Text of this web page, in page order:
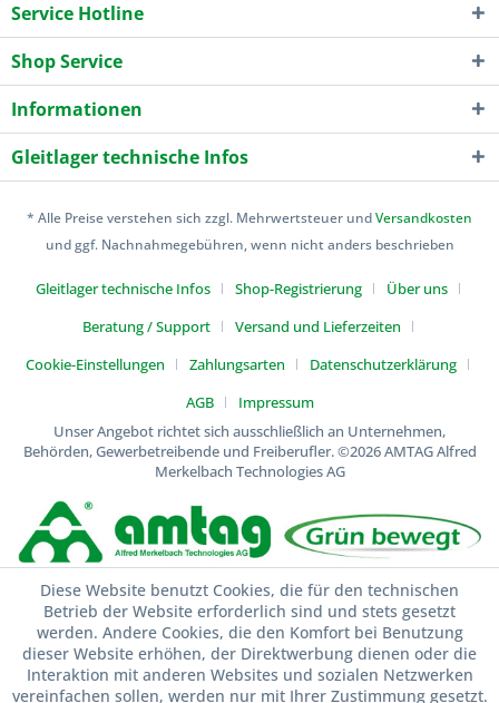
Service Hotline
Shop Service
Informationen
Gleitlager technische Infos
* Alle Preise verstehen sich zzgl. Mehrwertsteuer undVersandkosten
und ggf. Nachnahmegebühren, wenn nicht anders beschrieben
Gleitlager technische Infos Shop-Registrierung
Über uns
Beratung / Support
Versand und Lieferzeiten
Cookie-Einstellungen
Zahlungsarten
Datenschutzerklärung
AGB
Impressum
Unser Angebot richtet sich ausschließlich an Unternehmen,
Behörden, Gewerbetreibende und Freiberufler.©2026 AMTAG Alfred
Merkelbach Technologies AG
Diese Website benutzt Cookies, die für den technischen
Betrieb der Website erforderlich sind und stets gesetzt
werden. Andere Cookies, die den Komfort bei Benutzung
dieser Website erhöhen, der Direktwerbung dienen oder die
Interaktion mit anderen Websites und sozialen Netzwerken
vereinfachen sollen, werden nur mit Ihrer Zustimmung gesetzt.